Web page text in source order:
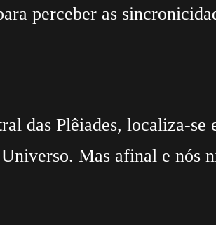
perceber as
das Plêiades, localiza-se
Mas afinal e nós